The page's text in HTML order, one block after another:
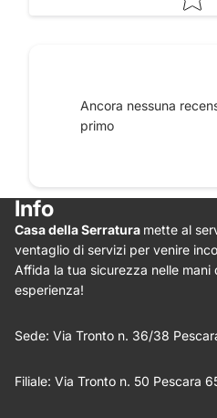
Star
Ancora nessuna
primo
Info
Casa della Serratura mette al
ventaglio di servizi per venire
Affida la tua sicurezza nelle
esperienza!
Sede: Via Tronto n. 36/38
Filiale: Via Tronto n. 50 Pescara